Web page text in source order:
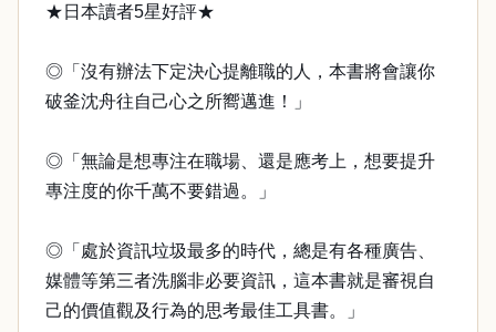
★日本讀者5星好評★
◎「沒有辦法下定決心提離職的人，本書將會讓你
破釜沈舟往自己心之所嚮邁進！」
◎「無論是想專注在職場、還是應考上，想要提升
專注度的你千萬不要錯過。」
◎「處於資訊垃圾最多的時代，總是有各種廣告、
媒體等第三者洗腦非必要資訊，這本書就是審視自
己的價值觀及行為的思考最佳工具書。」